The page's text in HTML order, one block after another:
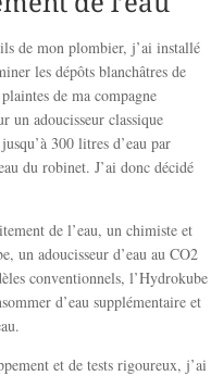
de mon plombier, j’ai installé
les dépôts blanchâtres de
de ma compagne
un adoucisseur classique
300 litres d’eau par
du robinet. J’ai donc décidé
de l’eau, un chimiste et
un adoucisseur d’eau au CO2
conventionnels, l’Hydrokube
d’eau supplémentaire et
et de tests rigoureux, j’ai